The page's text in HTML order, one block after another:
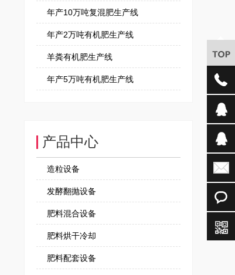
年产10万吨复混肥生产线
年产2万吨有机肥生产线
羊粪有机肥生产线
年产5万吨有机肥生产线
产品中心
造粒设备
发酵翻抛设备
肥料混合设备
肥料烘干冷却
肥料配套设备